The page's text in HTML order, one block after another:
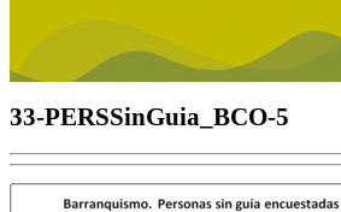
33-PERSSinGuia_BCO-5